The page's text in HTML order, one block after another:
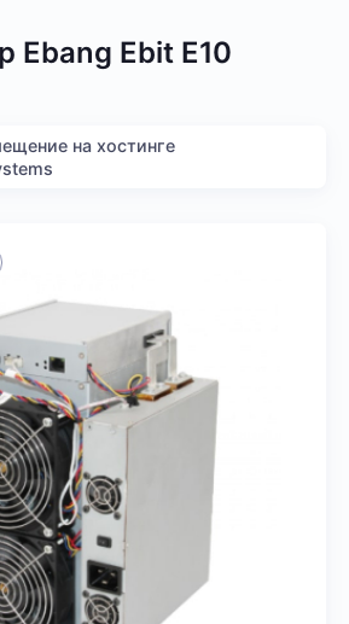
Ebang Ebit E10
на хостинге